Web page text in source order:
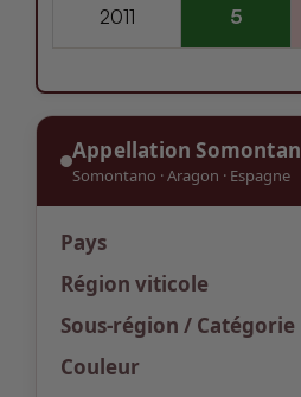
2011 5
Appellation
Somontano ·Aragon · Espagne
Pays
Région viticole
Sous-région / Catégorie
Couleur